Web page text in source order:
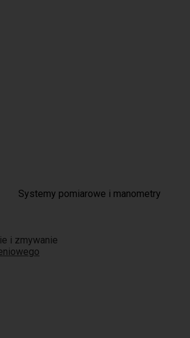
Systemy pomiarowe i manometry
i zmywanie